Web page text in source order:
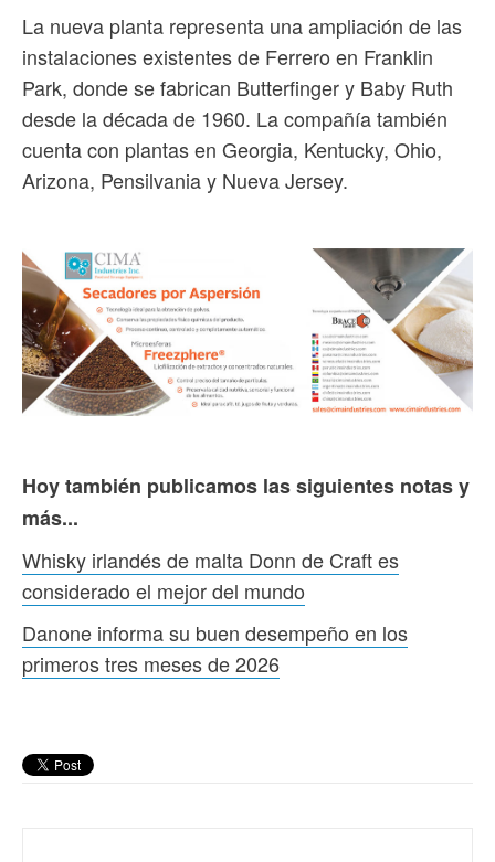
La nueva planta representa una ampliación de las
instalaciones existentes de Ferrero en Franklin
Park, donde se fabrican Butterfinger y Baby Ruth
desde la década de 1960. La compañía también
cuenta con plantas en Georgia, Kentucky, Ohio,
Arizona, Pensilvania y Nueva Jersey.
Hoy también publicamos las siguientes notas y
más...
Whisky irlandés de malta Donn de Craft es
considerado el mejor del mundo
Danone informa su buen desempeño en los
primeros tres meses de 2026